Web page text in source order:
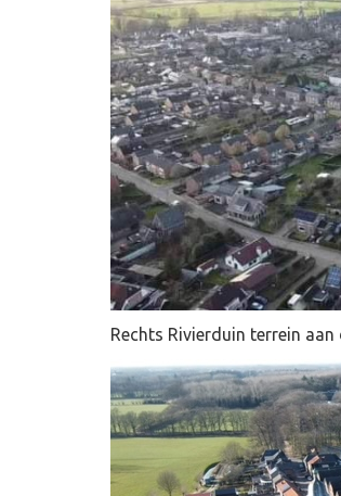
Rechts Rivierduin terrein